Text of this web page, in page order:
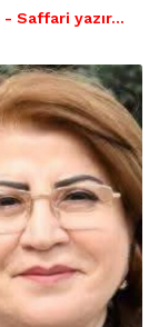
- Saffari yazır…